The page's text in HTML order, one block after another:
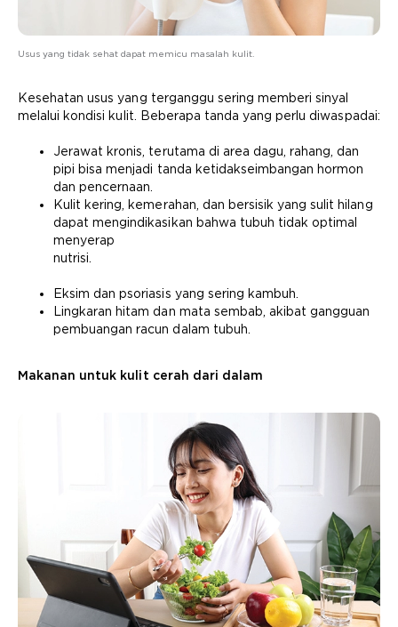
Usus yang tidak sehat dapat memicu masalah kulit.
Kesehatan usus yang terganggu sering memberi sinyal
melalui kondisi kulit. Beberapa tanda yang perlu diwaspadai:
Jerawat kronis, terutama di area dagu, rahang, dan
pipi bisa menjadi tanda ketidakseimbangan hormon
dan pencernaan.
Kulit kering, kemerahan, dan bersisik yang sulit hilang
dapat mengindikasikan bahwa tubuh tidak optimal
menyerap
nutrisi.
Eksim dan psoriasis yang sering kambuh.
Lingkaran hitam dan mata sembab, akibat gangguan
pembuangan racun dalam tubuh.
Makanan untuk kulit cerah dari dalam